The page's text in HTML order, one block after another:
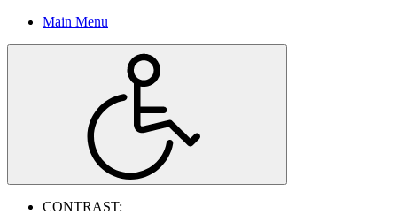
Main Menu
CONTRAST: